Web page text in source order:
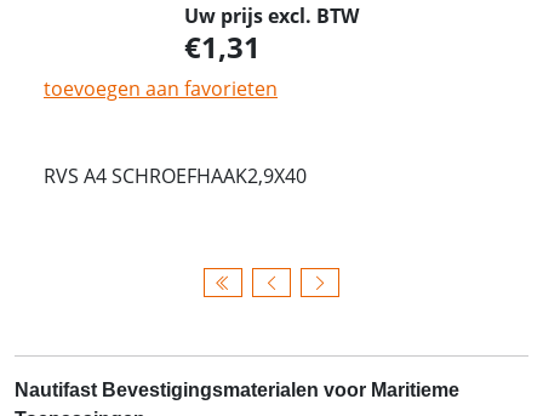
Uw prijs excl. BTW
1,31
toevoegen aan favorieten
RVS A4 SCHROEFHAAK2,9X40
Nautifast Bevestigingsmaterialen voor Maritieme